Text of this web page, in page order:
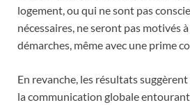
logement, ou qui ne sont pas
nécessaires, ne seront pas motivés
démarches, même avec une prime
En revanche, les résultats
la communication globale